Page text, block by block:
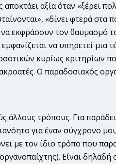
αξία όταν «ξέρει
«δίνει φτερά
να εκφράσουν τον θαυμασμό
να υπηρετεί μια
κυρίως κριτηρίων
Ο παραδοσιακός
άλλους τρόπους. Για
για έναν σύγχρονο
με τον ίδιο τρόπο που
Είναι δηλαδή